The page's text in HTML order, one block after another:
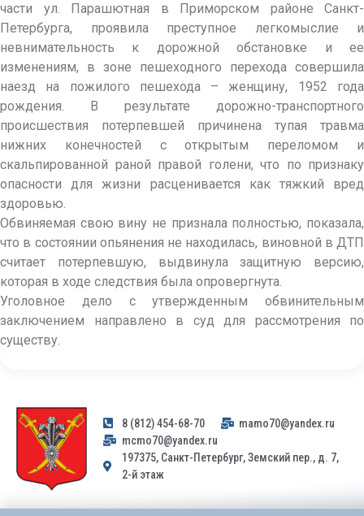
части ул. Парашютная в Приморском районе Санкт-
Петербурга, проявила преступное легкомыслие и
невнимательность к дорожной обстановке и ее
изменениям, в зоне пешеходного перехода совершила
наезд на пожилого пешехода – женщину, 1952 года
рождения. В результате дорожно-транспортного
происшествия потерпевшей причинена тупая травма
нижних конечностей с открытым переломом и
скальпированной раной правой голени, что по признаку
опасности для жизни расценивается как тяжкий вред
здоровью.
Обвиняемая свою вину не признала полностью, показала,
что в состоянии опьянения не находилась, виновной в ДТП
считает потерпевшую, выдвинула защитную версию,
которая в ходе следствия была опровергнута.
Уголовное дело с утвержденным обвинительным
заключением направлено в суд для рассмотрения по
существу.
8 (812) 454-68-70
mamo70@yandex.ru
mcmo70@yandex.ru
197375, Санкт-Петербург, Земский пер., д. 7,
2-й этаж